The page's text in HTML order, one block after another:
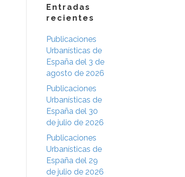
Entradas
recientes
Publicaciones
Urbanísticas de
España del 3 de
agosto de 2026
Publicaciones
Urbanísticas de
España del 30
de julio de 2026
Publicaciones
Urbanísticas de
España del 29
de julio de 2026